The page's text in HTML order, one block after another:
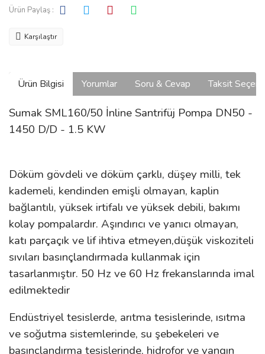
Ürün Paylaş :
Karşılaştır
Ürün Bilgisi Yorumlar Soru & Cevap Taksit
Sumak SML160/50 İnline Santrifüj Pompa DN50 -
1450 D/D - 1.5 KW
Döküm gövdeli ve döküm çarklı, düşey milli, tek
kademeli, kendinden emişli olmayan, kaplin
bağlantılı, yüksek irtifalı ve yüksek debili, bakımı
kolay pompalardır. Aşındırıcı ve yanıcı olmayan,
katı parçaçık ve lif ihtiva etmeyen,düşük viskoziteli
sıvıları basınçlandırmada kullanmak için
tasarlanmıştır. 50 Hz ve 60 Hz frekanslarında imal
edilmektedir
Endüstriyel tesislerde, arıtma tesislerinde, ısıtma
ve soğutma sistemlerinde, su şebekeleri ve
basınçlandırma tesislerinde, hidrofor ve yangın